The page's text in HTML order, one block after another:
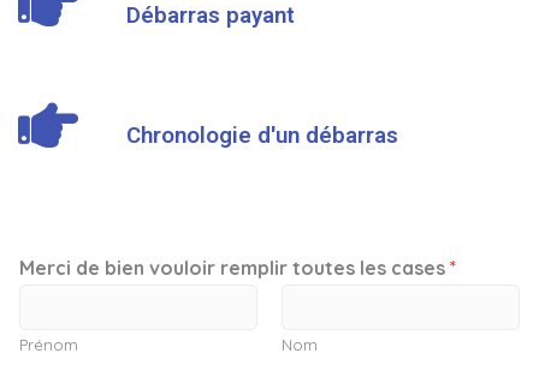
Débarras payant
Chronologie d'un débarras
Merci de bien vouloir remplir toutes les cases *
Prénom Nom